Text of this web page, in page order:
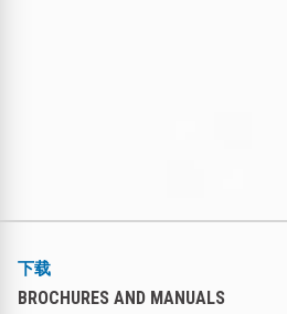
下载
BROCHURES AND MANUALS